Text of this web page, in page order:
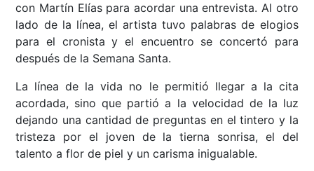
con Martín Elías para acordar una entrevista. Al otro
lado de la línea, el artista tuvo palabras de elogios
para el cronista y el encuentro se concertó para
después de la Semana Santa.
La línea de la vida no le permitió llegar a la cita
acordada, sino que partió a la velocidad de la luz
dejando una cantidad de preguntas en el tintero y la
tristeza por el joven de la tierna sonrisa, el del
talento a flor de piel y un carisma inigualable.